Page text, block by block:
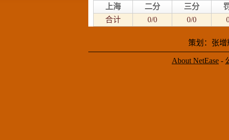
上海
二分 三分
合计
0/0 0/0
策划：张
About NetEase -